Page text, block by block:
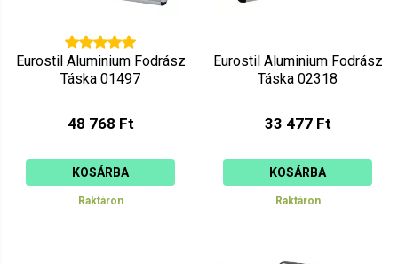
Eurostil Aluminium Fodrász
Táska 01497
48 768 Ft
KOSÁRBA
Raktáron
Eurostil Aluminium Fodrász
Táska 02318
33 477 Ft
KOSÁRBA
Raktáron